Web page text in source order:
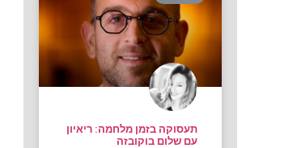
תעסוקה בזמן מלחמה: ריאיון
עם שלום בוקובזה